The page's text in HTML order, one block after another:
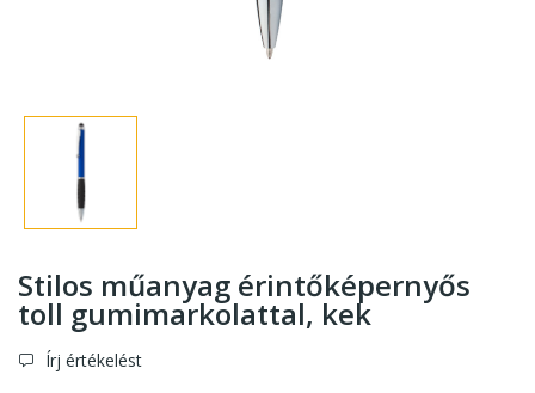
Stilos műanyag érintőképernyős
toll gumimarkolattal, kek
Írj értékelést